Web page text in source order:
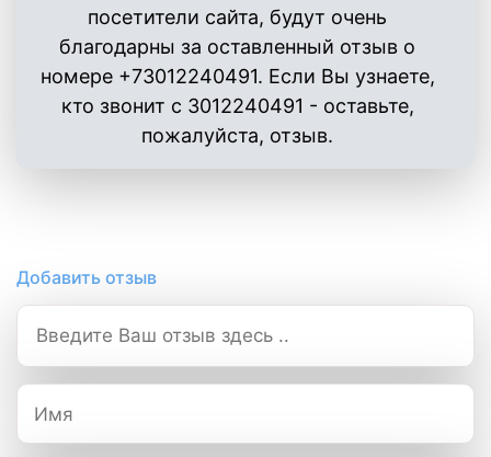
посетители сайта, будут очень
благодарны за оставленный отзыв о
номере +73012240491. Если Вы узнаете,
кто звонит с 3012240491 - оставьте,
пожалуйста, отзыв.
Добавить отзыв